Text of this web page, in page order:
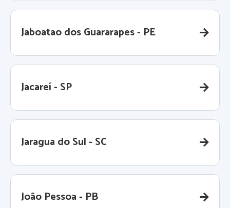
Jaboatao dos Guararapes - PE
Jacareí - SP
Jaragua do Sul - SC
João Pessoa - PB